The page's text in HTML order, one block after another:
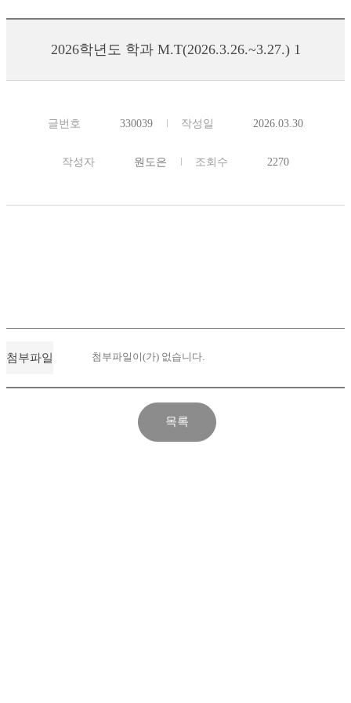
2026학년도 학과 M.T(2026.3.26.~3.27.) 1
글번호 330039 작성일 2026.03.30
작성자 원도은 조회수 2270
첨부파일 첨부파일이(가) 없습니다.